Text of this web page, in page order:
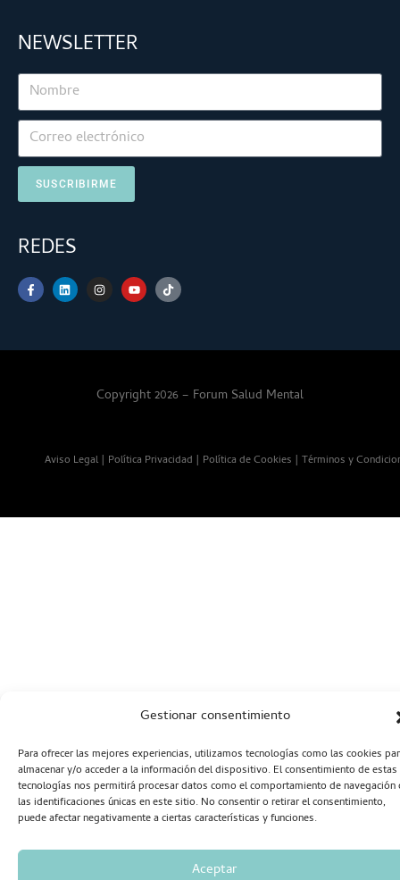
Gestionar consentimiento
Para ofrecer las mejores experiencias, utilizamos tecnologías como las cookies
almacenar y/o acceder a la información del dispositivo. El consentimiento de estas
tecnologías nos permitirá procesar datos como el comportamiento de navegación
las identificaciones únicas en este sitio. No consentir o retirar el consentimiento,
puede afectar negativamente a ciertas características y funciones.
Aceptar
NEWSLETTER
SUSCRIBIRME
REDES
Copyright 2026 – Forum Salud Mental
Aviso Legal | Política Privacidad | Política de Cookies |Términos y